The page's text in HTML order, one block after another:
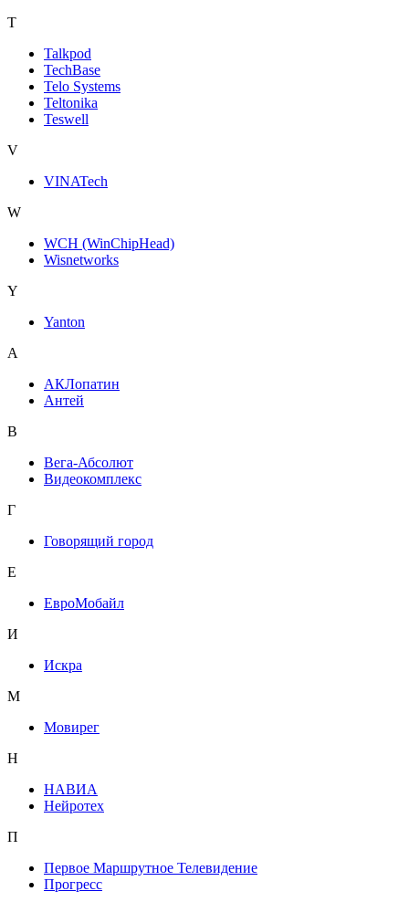
T
Talkpod
TechBase
Telo Systems
Teltonika
Teswell
V
VINATech
W
WCH (WinChipHead)
Wisnetworks
Y
Yanton
А
АКЛопатин
Антей
В
Вега-Абсолют
Видеокомплекс
Г
Говорящий город
Е
ЕвроМобайл
И
Искра
М
Мовирег
Н
НАВИА
Нейротех
П
Первое Маршрутное Телевидение
Прогресс